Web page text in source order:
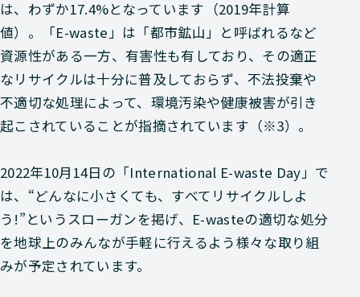
は、わずか17.4%となっています（2019年計算
値）。「E-waste」は「都市鉱山」と呼ばれるなど
資源性がある一方、有害性も有しており、その適正
なリサイクルは十分に普及しておらず、不法投棄や
不適切な処理によって、環境汚染や健康被害が引き
起こされていることが指摘されています（※3）。
2022年10月14日の「International E-waste Day」で
は、“どんなに小さくても、すべてリサイクルしよ
う!”というスローガンを掲げ、E-wasteの適切な処分
を地球上のみんなが手軽に行えるよう様々な取り組
みが予定されています。